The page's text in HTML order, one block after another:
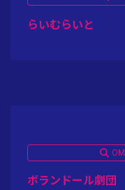
らいむらいと
ボランドール劇団